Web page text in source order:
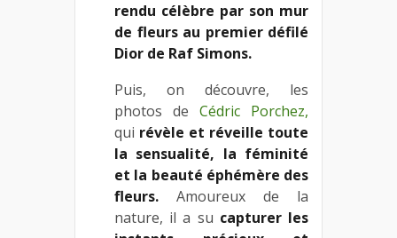
rendu célèbre par son mur
de fleurs au premier défilé
Dior de Raf Simons.
Puis, on découvre, les
photos de Cédric Porchez,
qui révèle et réveille toute
la sensualité, la féminité
et la beauté éphémère des
fleurs. Amoureux de la
nature, il a su capturer les